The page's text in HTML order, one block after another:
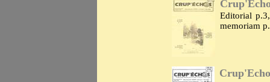
Editorial
memoriam